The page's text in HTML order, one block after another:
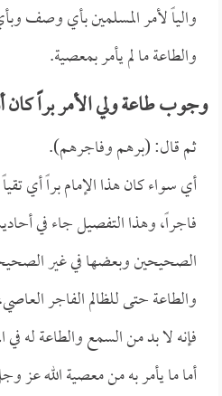
والياً لأمر المسلمين بأي وصف
والطاعة ما لم يأمر بمعصية.
وجوب طاعة ولي الأمر براً كان
ثم قال: (برهم وفاجرهم).
أي سواء كان هذا الإمام براً أي
فاجراً، وهذا التفصيل جاء في
الصحيحين وبعضها في غير
والطاعة حتى للظالم الفاجر
فإنه لا بد من السمع والطاعة له
أما ما يأمر به من معصية الله عز